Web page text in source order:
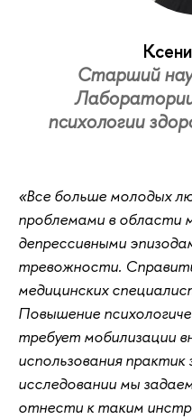
Старший
психологии
«Все больше молодых
проблемами в области
депрессивными
тревожности.
медицинских
Повышение
требует мобилизации
использования
исследовании мы
отнести к таким